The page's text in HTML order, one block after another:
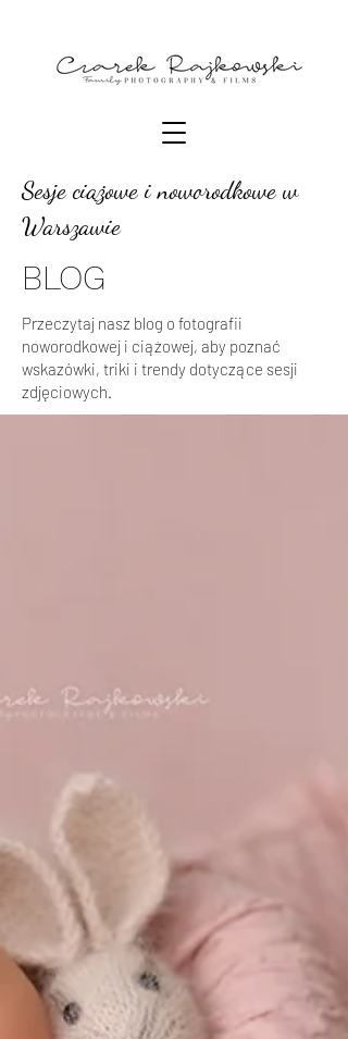
Sesje ciążowe i noworodkowe w
Warszawie
BLOG
Przeczytaj nasz blog o fotografii
noworodkowej i ciążowej, aby poznać
wskazówki, triki i trendy dotyczące sesji
zdjęciowych.